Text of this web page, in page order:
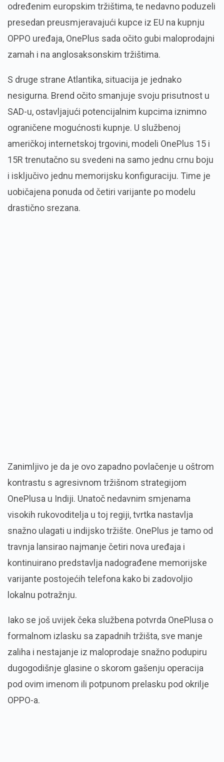
određenim europskim tržištima, te nedavno poduzeli
presedan preusmjeravajući kupce iz EU na kupnju
OPPO uređaja, OnePlus sada očito gubi maloprodajni
zamah i na anglosaksonskim tržištima.
S druge strane Atlantika, situacija je jednako
nesigurna. Brend očito smanjuje svoju prisutnost u
SAD-u, ostavljajući potencijalnim kupcima iznimno
ograničene mogućnosti kupnje. U službenoj
američkoj internetskoj trgovini, modeli OnePlus 15 i
15R trenutačno su svedeni na samo jednu crnu boju
i isključivo jednu memorijsku konfiguraciju. Time je
uobičajena ponuda od četiri varijante po modelu
drastično srezana.
Zanimljivo je da je ovo zapadno povlačenje u oštrom
kontrastu s agresivnom tržišnom strategijom
OnePlusa u Indiji. Unatoč nedavnim smjenama
visokih rukovoditelja u toj regiji, tvrtka nastavlja
snažno ulagati u indijsko tržište. OnePlus je tamo od
travnja lansirao najmanje četiri nova uređaja i
kontinuirano predstavlja nadograđene memorijske
varijante postojećih telefona kako bi zadovoljio
lokalnu potražnju.
Iako se još uvijek čeka službena potvrda OnePlusa o
formalnom izlasku sa zapadnih tržišta, sve manje
zaliha i nestajanje iz maloprodaje snažno podupiru
dugogodišnje glasine o skorom gašenju operacija
pod ovim imenom ili potpunom prelasku pod okrilje
OPPO-a.